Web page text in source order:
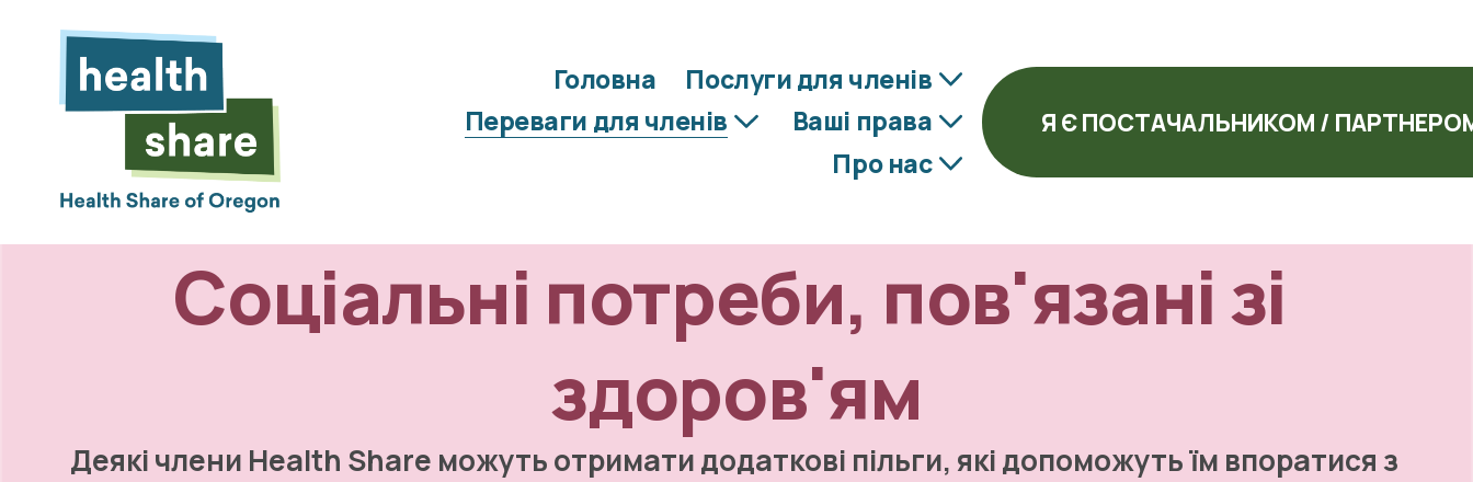
Головна
Послуги для членів
Переваги для членів
Ваші права
Про нас
Я Є ПОСТАЧАЛЬНИКОМ /
Соціальні потреби, пов'язані зі
здоров'ям
Деякі члени Health Share можуть отримати додаткові пільги, які допоможуть їм впоратися з